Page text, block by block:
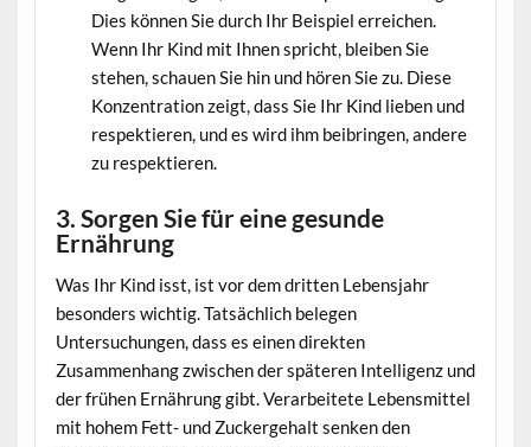
Dies können Sie durch Ihr Beispiel erreichen.
Wenn Ihr Kind mit Ihnen spricht, bleiben Sie
stehen, schauen Sie hin und hören Sie zu. Diese
Konzentration zeigt, dass Sie Ihr Kind lieben und
respektieren, und es wird ihm beibringen, andere
zu respektieren.
3. Sorgen Sie für eine gesunde
Ernährung
Was Ihr Kind isst, ist vor dem dritten Lebensjahr
besonders wichtig. Tatsächlich belegen
Untersuchungen, dass es einen direkten
Zusammenhang zwischen der späteren Intelligenz und
der frühen Ernährung gibt. Verarbeitete Lebensmittel
mit hohem Fett- und Zuckergehalt senken den